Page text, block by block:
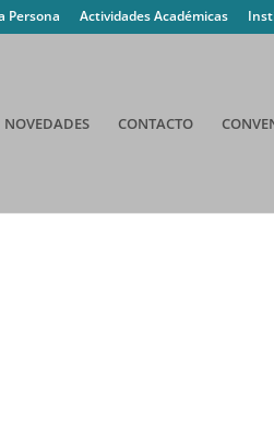
Persona Actividades Académicas
NOVEDADES CONTACTO